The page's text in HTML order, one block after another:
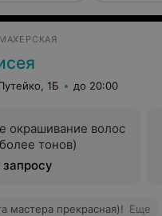
1Б до 20:00
окрашивание волос
тонов)
мастера прекрасная)! Еще